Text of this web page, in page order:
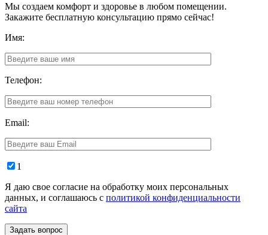
Мы создаем комфорт и здоровье в любом помещении.
Закажите бесплатную консультацию прямо сейчас!
Имя:
Телефон:
Email:
1
Я даю свое согласие на обработку моих персональных
данных, и соглашаюсь с политикой конфиденциальности
сайта
Задать вопрос